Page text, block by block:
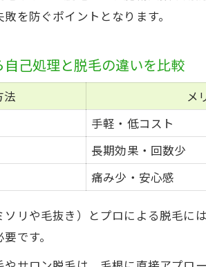
を防ぐポイントとなります。
己処理と脱毛の違いを比較
法 メ
手軽・低コスト
長期効果・回数少
痛み少・安心感
ソリや毛抜き）とプロによる脱毛に
です。